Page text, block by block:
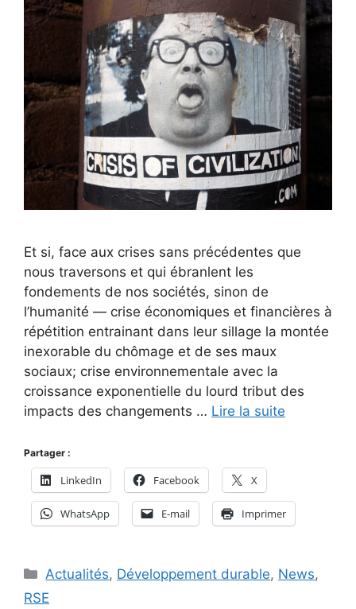
Et si, face aux crises sans précédentes que
nous traversons et qui ébranlent les
fondements de nos sociétés, sinon de
l’humanité — crise économiques et financières à
répétition entrainant dans leur sillage la montée
inexorable du chômage et de ses maux
sociaux; crise environnementale avec la
croissance exponentielle du lourd tribut des
impacts des changements … Lire la suite
Partager :
LinkedIn Facebook X
WhatsApp E-mail Imprimer
Catégories
Actualités, Développement durable, News,
RSE